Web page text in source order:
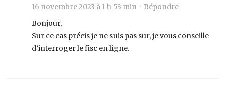
16 novembre 2023 à 1 h 53 min · Répondre
Bonjour,
Sur ce cas précis je ne suis pas sur, je vous conseille
d’interroger le fisc en ligne.